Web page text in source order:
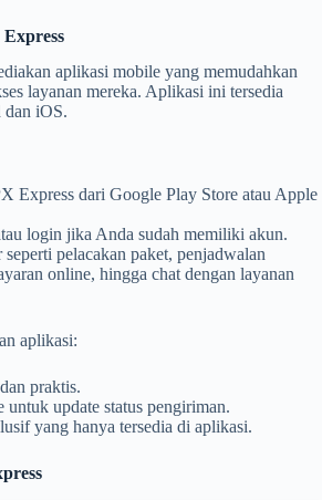
aplikasi mobile yang memudahkan
layanan mereka. Aplikasi ini tersedia
dan iOS.
Express dari Google Play Store atau Apple
login jika Anda sudah memiliki akun.
pelacakan paket, penjadwalan
online, hingga chat dengan layanan
aplikasi:
praktis.
update status pengiriman.
yang hanya tersedia di aplikasi.